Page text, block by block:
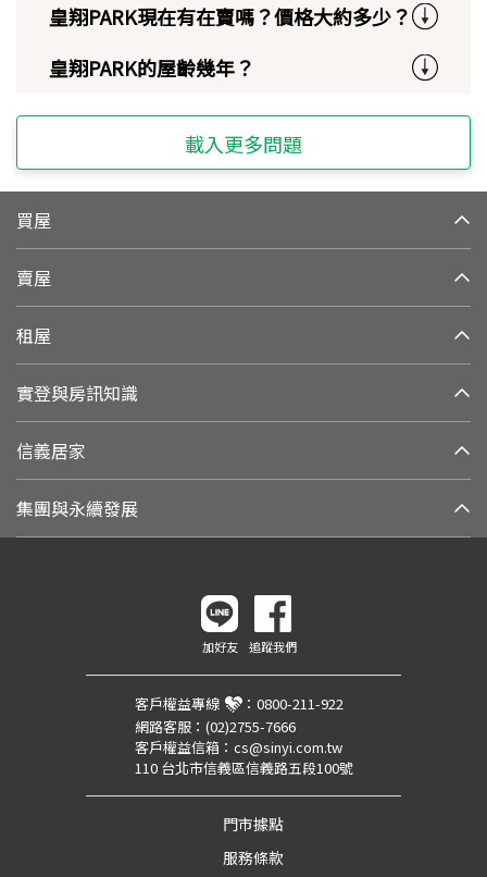
皇翔PARK現在有在賣嗎？價格大約多少？
皇翔PARK的屋齡幾年？
載入更多問題
買屋
賣屋
租屋
實登與房訊知識
信義居家
集團與永續發展
加好友 追蹤我們
客戶權益專線 ： 0800-211-922
網路客服： (02)2755-7666
客戶權益信箱： cs@sinyi.com.tw
110 台北市信義區信義路五段100號
門市據點
服務條款